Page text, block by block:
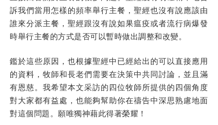
訴我們當用怎樣的頻率舉行主餐，聖經也沒有說應該由
誰來分派主餐，聖經跟沒有說如果瘟疫或者流行病爆發
時舉行主餐的方式是否可以暫時做出調整和改變。
鑑於這些原因，也根據聖經中已經給出的可以直接應用
的資料，牧師和長老們需要在決策中共同討論，並且滿
有恩慈。我希望本文采訪的四位牧師所提供的四個角度
對大家都有益處，也能夠幫助你在禱告中深思熟慮地面
對這個問題。願唯獨神藉此得著榮耀！